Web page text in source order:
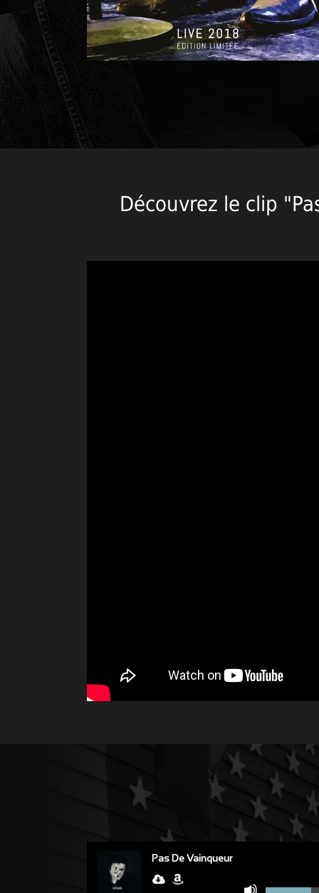
Découvrez le clip
Pas De Vainqueur
Utilisez